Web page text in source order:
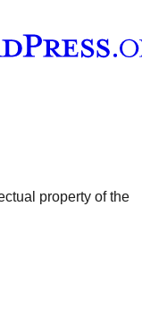
property of the